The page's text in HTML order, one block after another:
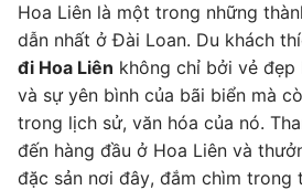
Hoa Liên là một trong những
dẫn nhất ở Đài Loan. Du khách
đi Hoa Liên không chỉ bởi vẻ đẹp
và sự yên bình của bãi biển mà
trong lịch sử, văn hóa của nó.
đến hàng đầu ở Hoa Liên và
đặc sản nơi đây, đắm chìm trong